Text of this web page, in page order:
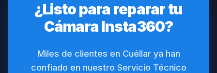
¿Listo para reparar tu
Cámara Insta360?
Miles de clientes en Cuéllar ya han
confiado en nuestro Servicio Técnico